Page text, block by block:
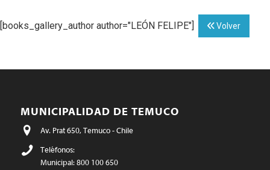
[books_gallery_author author="LEÓN FELIPE"] Volver
MUNICIPALIDAD DE TEMUCO
Av. Prat 650, Temuco - Chile
Teléfonos:
Municipal: 800 100 650